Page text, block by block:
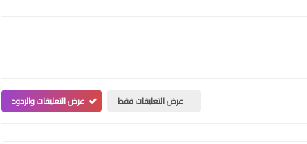
عرض التعليقات فقط عرض التعليقات والردود